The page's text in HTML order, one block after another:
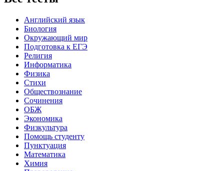
Английский язык
Биология
Окружающий мир
Подготовка к ЕГЭ
Религия
Информатика
Физика
Стихи
Обществознание
Сочинения
ОБЖ
Экономика
Физкультура
Помощь студенту
Пунктуация
Математика
Химия